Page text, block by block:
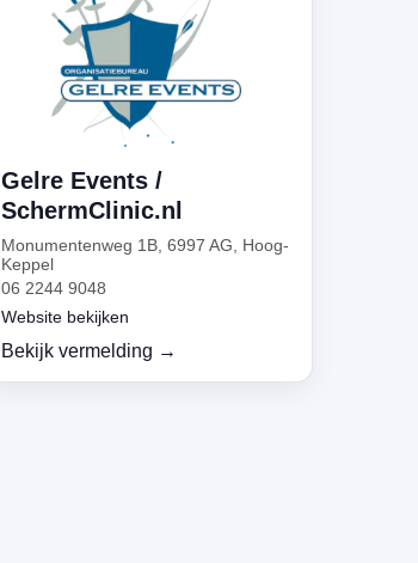
Gelre Events /
SchermClinic.nl
Monumentenweg 1B, 6997 AG, Hoog-
Keppel
06 2244 9048
Website bekijken
Bekijk vermelding →